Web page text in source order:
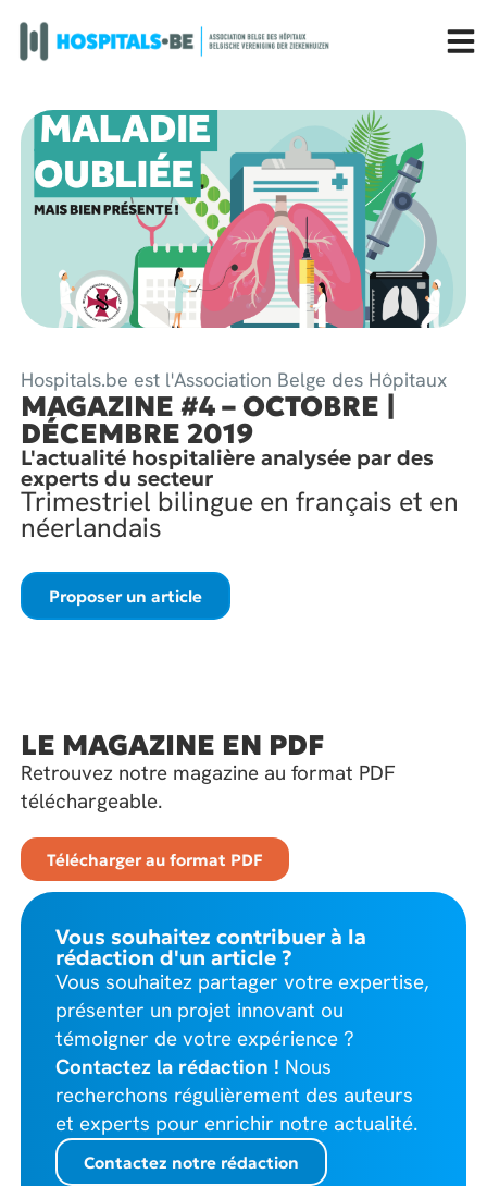
Hospitals.be est l'Association Belge des Hôpitaux
MAGAZINE #4 – OCTOBRE |
DÉCEMBRE 2019
L'actualité hospitalière analysée par des
experts du secteur
Trimestriel bilingue en français et en
néerlandais
Proposer un article
LE MAGAZINE EN PDF
Retrouvez notre magazine au format PDF
téléchargeable.
Télécharger au format PDF
Vous souhaitez contribuer à la
rédaction d'un article ?
Vous souhaitez partager votre expertise,
présenter un projet innovant ou
témoigner de votre expérience ?
Contactez la rédaction ! Nous
recherchons régulièrement des auteurs
et experts pour enrichir notre actualité.
Contactez notre rédaction